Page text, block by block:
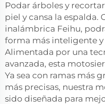
Podar árboles y
piel y cansa la espalda.
inalámbrica Feihu,
forma más inteligente
Alimentada por una
avanzada, esta
Ya sea con ramas más
más precisas, nuestra
sido diseñada para